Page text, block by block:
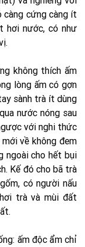
càng cứng càng ít
hơi nước, có như
không thích ấm
lòng ấm có gợn
sành trà ít dùng
nước nóng sau
với nghi thức
về không đem
ngoài cho hết bụi
Kế đó cho bã trà
có người nấu
trà và mùi đất
ấm độc ẩm chỉ